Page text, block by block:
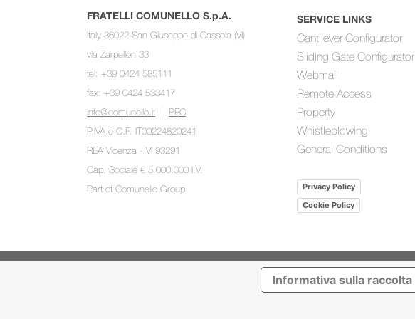
FRATELLI COMUNELLO S.p.A.
Italy 36022 San Giuseppe di Cassola (VI)
via Zarpellon 33
tel: +39 0424 585111
fax: +39 0424 533417
info@comunello.it | PEC
P.IVA e C.F. IT00224820241
REA Vicenza - VI 93291
Cap. Sociale € 5.000.000 I.V.
Part of Comunello Group
SERVICE LINKS
Cantilever Configurator
Sliding Gate Configurator
Webmail
Remote Access
Property
Whistleblowing
General Conditions
Privacy Policy
Cookie Policy
Informativa sulla raccolta